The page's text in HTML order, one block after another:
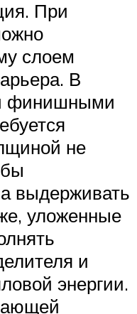
При
слоем
В
финишными
не
выдерживать
уложенные
и
энергии.